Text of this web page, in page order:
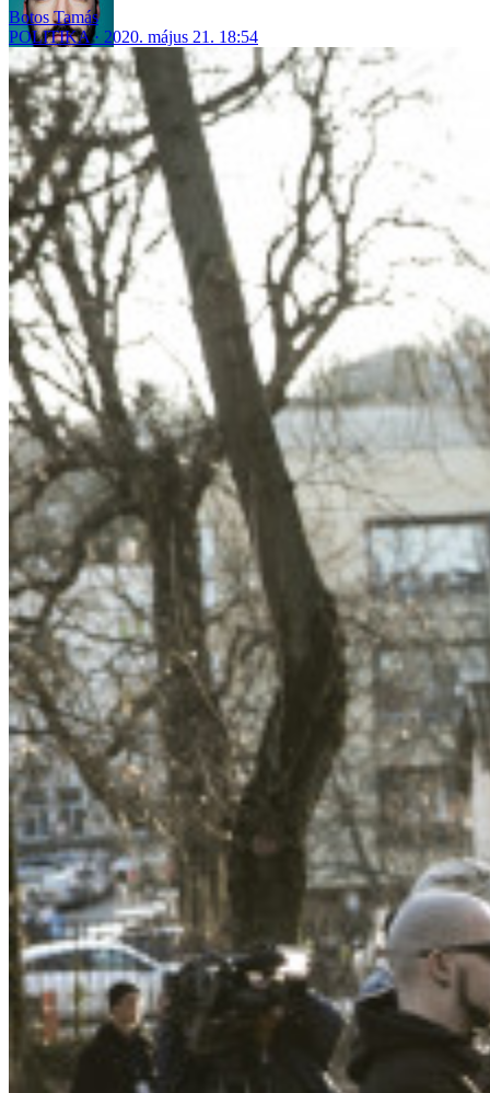
Botos Tamás
POLITIKA
2020. május 21. 18:54